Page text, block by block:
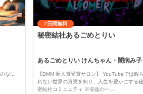
なに
7日間無料
秘密結社あるごめとりい
あるごめとりい けんちゃん・闇病み子
【DMM 新人賞受賞サロン】 YouTubeでは観ら
れない世界の真実を知り、人生を豊かにする秘
密結社コミュニティ ※収益の一…